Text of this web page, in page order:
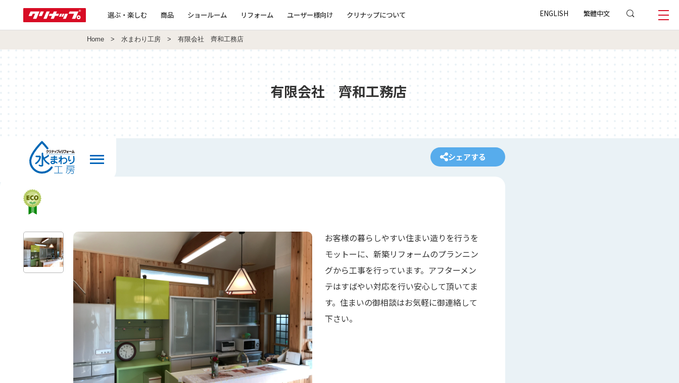
選ぶ・楽しむ 商品 ショールーム リフォーム ユーザー様向け クリナップについて ENGLISH 繁體中文
Home > 水まわり工房 > 有限会社 齊和工務店
有限会社 齊和工務店
シェアする
お客様の暮らしやすい住まい造りを行うを
モットーに、新築リフォームのプランニン
グから工事を行っています。アフターメン
テはすばやい対応を行い安心して頂いてま
す。住まいの御相談はお気軽に御連絡して
下さい。